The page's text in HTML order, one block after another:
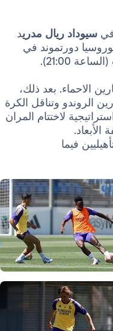
ريال مدري د
في
بعد ذلك،
وتناقل الكرة
المران